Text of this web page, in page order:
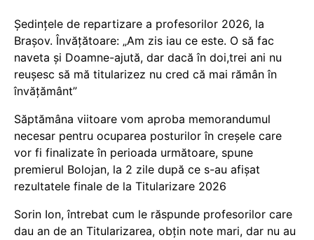
Ședințele de repartizare a profesorilor 2026, la
Brașov. Învățătoare: „Am zis iau ce este. O să fac
naveta și Doamne-ajută, dar dacă în doi,trei ani nu
reușesc să mă titularizez nu cred că mai rămân în
învățământ”
Săptămâna viitoare vom aproba memorandumul
necesar pentru ocuparea posturilor în creșele care
vor fi finalizate în perioada următoare, spune
premierul Bolojan, la 2 zile după ce s-au afișat
rezultatele finale de la Titularizare 2026
Sorin Ion, întrebat cum le răspunde profesorilor care
dau an de an Titularizarea, obțin note mari, dar nu au